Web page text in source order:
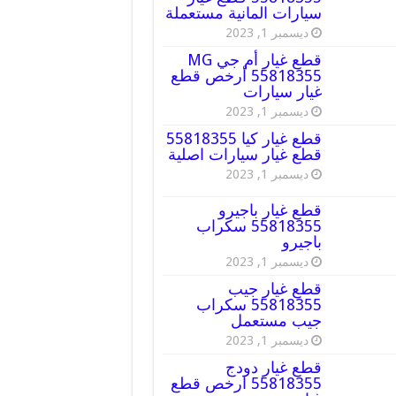
سيارات المانية مستعملة
ديسمبر 1, 2023
قطع غيار أم جي MG
55818355 أرخص قطع
غيار سيارات
ديسمبر 1, 2023
قطع غيار كيا 55818355
قطع غيار سيارات اصلية
ديسمبر 1, 2023
قطع غيار باجيرو
55818355 سكراب
باجيرو
ديسمبر 1, 2023
قطع غيار جيب
55818355 سكراب
جيب مستعمل
ديسمبر 1, 2023
قطع غيار دودج
55818355 ارخص قطع